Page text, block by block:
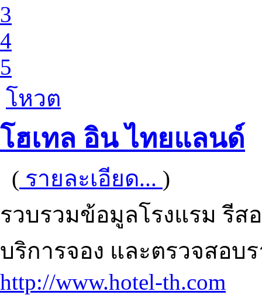
3
4
5
โหวต
โฮเทล อิน ไทยแลนด์
( รายละเอียด... )
รวบรวมข้อมูลโรงแรม รีส
บริการจอง และตรวจสอ
http://www.hotel-th.com